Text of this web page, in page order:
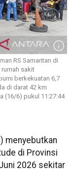
RS Samaritan di
rumah sakit
berkekuatan 6,7
di darat 42 km
(16/6) pukul 11:27:44
menyebutkan
di Provinsi
2026 sekitar